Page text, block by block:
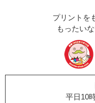
プリントを
もったい
平日10